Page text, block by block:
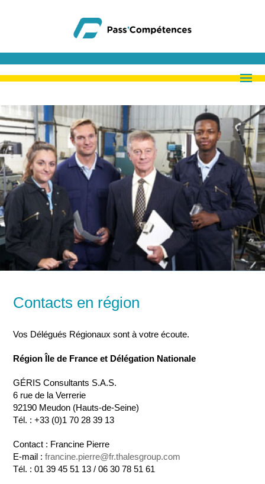
Contacts en région
Vos Délégués Régionaux sont à votre écoute.
Région Île de France et Délégation Nationale
GÉRIS Consultants S.A.S.
6 rue de la Verrerie
92190 Meudon (Hauts-de-Seine)
Tél. : +33 (0)1 70 28 39 13
Contact : Francine Pierre
E-mail :francine.pierre@fr.thalesgroup.com
Tél. : 01 39 45 51 13 / 06 30 78 51 61